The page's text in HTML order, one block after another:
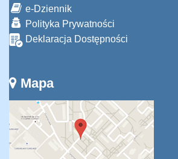
e-Dziennik
Polityka Prywatności
Deklaracja Dostępności
Mapa